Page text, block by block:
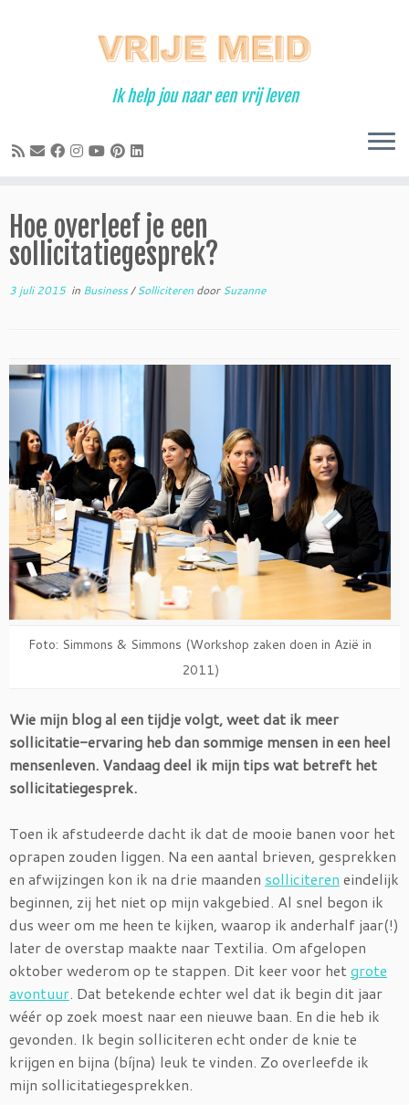
Ik help jou naar een vrij leven
Hoe overleef je een
sollicitatiegesprek?
3 juli 2015in Business/Solliciteren doorSuzanne
Foto: Simmons & Simmons (Workshop zaken doen in Azië in
2011)
Wie mijn blog al een tijdje volgt, weet dat ik meer
sollicitatie-ervaring heb dan sommige mensen in een heel
mensenleven. Vandaag deel ik mijn tips wat betreft het
sollicitatiegesprek.
Toen ik afstudeerde dacht ik dat de mooie banen voor het
oprapen zouden liggen. Na een aantal brieven, gesprekken
en afwijzingen kon ik na drie maanden solliciteren eindelijk
beginnen, zij het niet op mijn vakgebied. Al snel begon ik
dus weer om me heen te kijken, waarop ik anderhalf jaar(!)
later de overstap maakte naar Textilia. Om afgelopen
oktober wederom op te stappen. Dit keer voor hetgrote
avontuur. Dat betekende echter wel dat ik begin dit jaar
wéér op zoek moest naar een nieuwe baan. En die heb ik
gevonden. Ik begin solliciteren echt onder de knie te
krijgen en bijna (bíjna) leuk te vinden. Zo overleefde ik
mijn sollicitatiegesprekken.